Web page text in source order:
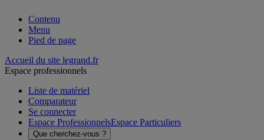
Contenu
Menu
Pied de page
Accueil du site legrand.fr
Espace professionnels
Liste de matériel
Comparateur
Se connecter
Espace ProfessionnelsEspace Particuliers
Que cherchez-vous ?